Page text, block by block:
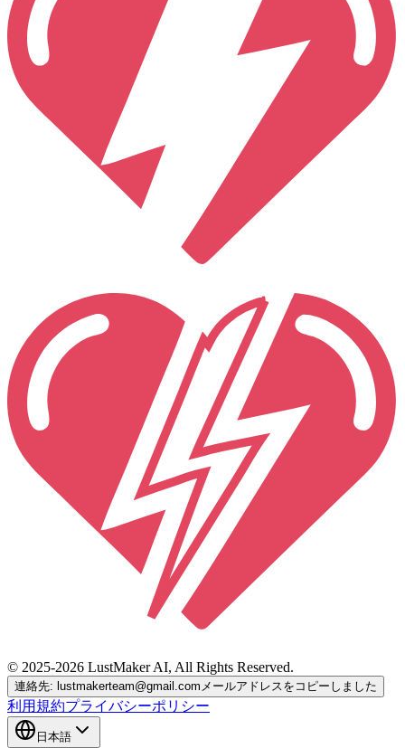
© 2025-2026 LustMaker AI, All Rights Reserved.
連絡先: lustmakerteam@gmail.com メールアドレスをコピーしました
利用規約プライバシーポリシー
日本語